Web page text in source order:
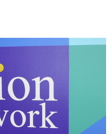
多様なビジネス・多彩な商材～